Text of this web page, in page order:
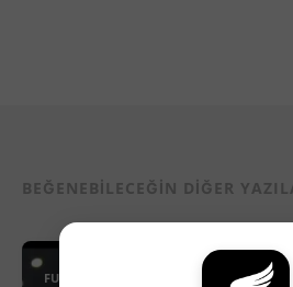
BEĞENEBILECEĞIN DIĞER
FUTBOL